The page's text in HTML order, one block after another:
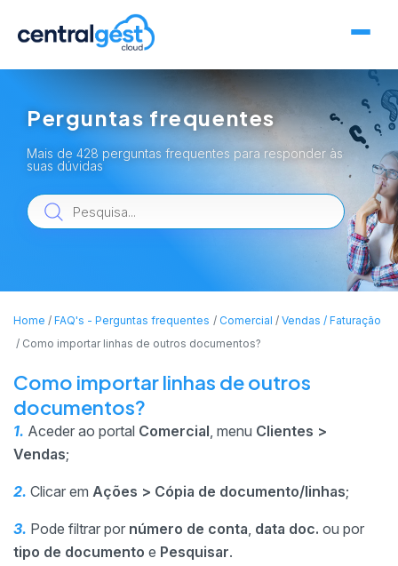
Perguntas frequentes
Mais de 428 perguntas frequentes para responder às
suas dúvidas
Home FAQ's - Perguntas frequentes Comercial
Vendas / Faturação
Como importar linhas de outros documentos?
Como importar linhas de outros
documentos?
1. Aceder ao portal Comercial, menu Clientes >
Vendas;
2. Clicar em Ações > Cópia de documento/linhas;
3. Pode filtrar por número de conta, data doc. ou por
tipo de documento e Pesquisar.